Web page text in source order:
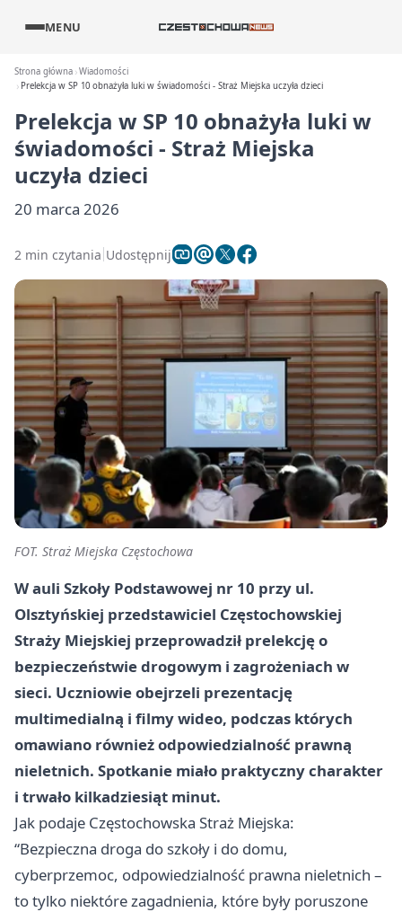
MENU
Strona główna Wiadomości
Prelekcja w SP 10 obnażyła luki w świadomości - Straż Miejska uczyła dzieci
Prelekcja w SP 10 obnażyła luki w
świadomości - Straż Miejska
uczyła dzieci
20 marca 2026
2 min czytania Udostępnij
FOT. Straż Miejska Częstochowa
W auli Szkoły Podstawowej nr 10 przy ul.
Olsztyńskiej przedstawiciel Częstochowskiej
Straży Miejskiej przeprowadził prelekcję o
bezpieczeństwie drogowym i zagrożeniach w
sieci. Uczniowie obejrzeli prezentację
multimedialną i filmy wideo, podczas których
omawiano również odpowiedzialność prawną
nieletnich. Spotkanie miało praktyczny charakter
i trwało kilkadziesiąt minut.
Jak podaje Częstochowska Straż Miejska:
“Bezpieczna droga do szkoły i do domu,
cyberprzemoc, odpowiedzialność prawna nieletnich –
to tylko niektóre zagadnienia, które były poruszone